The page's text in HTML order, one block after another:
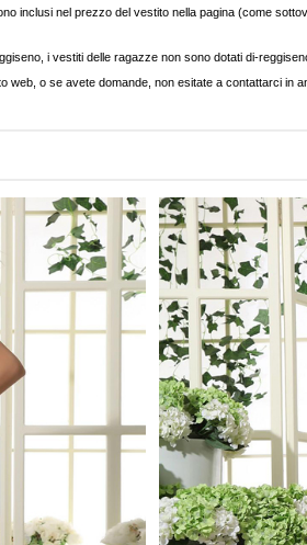
inclusi nel prezzo del vestito nella pagina (come
i vestiti delle ragazze non sono dotati di-
o se avete domande, non esitate a contattarci in